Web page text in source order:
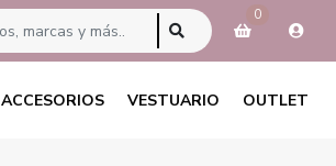
0
ACCESORIOS VESTUARIO OUTLET